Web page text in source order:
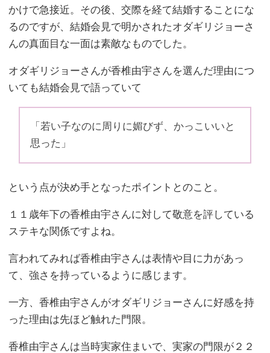
かけで急接近。その後、交際を経て結婚することにな
るのですが、結婚会見で明かされたオダギリジョーさ
んの真面目な一面は素敵なものでした。
オダギリジョーさんが香椎由宇さんを選んだ理由につ
いても結婚会見で語っていて
「若い子なのに周りに媚びず、かっこいいと
思った」
という点が決め手となったポイントとのこと。
１１歳年下の香椎由宇さんに対して敬意を評している
ステキな関係ですよね。
言われてみれば香椎由宇さんは表情や目に力があっ
て、強さを持っているように感じます。
一方、香椎由宇さんがオダギリジョーさんに好感を持
った理由は先ほど触れた門限。
香椎由宇さんは当時実家住まいで、実家の門限が２２